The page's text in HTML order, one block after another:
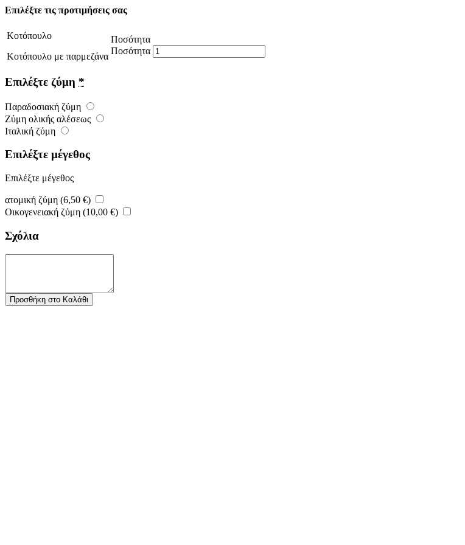
Επιλέξτε τις προτιμήσεις σας
Κοτόπουλο
Κοτόπουλο με παρμεζάνα
Ποσότητα
Ποσότητα
Επιλέξτε ζύμη *
Παραδοσιακή ζύμη
Ζύμη ολικής αλέσεως
Ιταλική ζύμη
Επιλέξτε μέγεθος
Επιλέξτε μέγεθος
ατομική ζύμη (6,50 €)
Οικογενειακή ζύμη (10,00 €)
Σχόλια